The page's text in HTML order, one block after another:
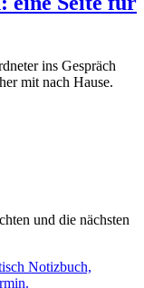
ins Gespräch
mit nach Hause.
und die nächsten